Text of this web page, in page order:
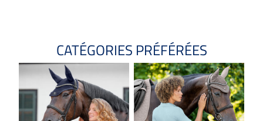
CATÉGORIES PRÉFÉRÉES